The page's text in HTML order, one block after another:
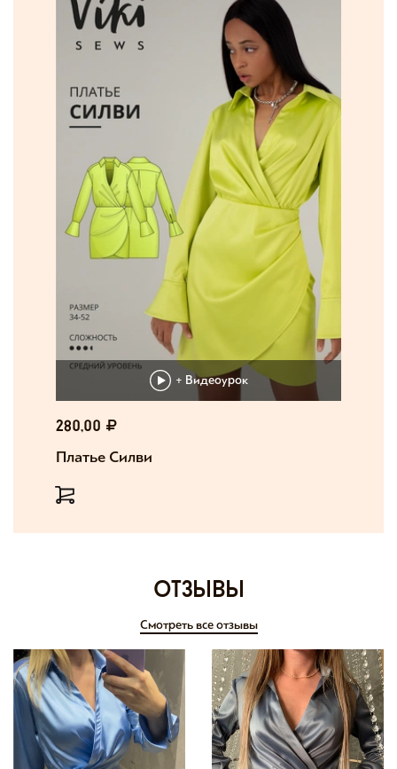
+ Видеоурок
280,00
Платье Силви
отзывы
Смотреть все отзывы